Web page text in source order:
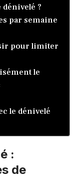
?
par semaine
pour limiter
le
le dénivelé
:
de